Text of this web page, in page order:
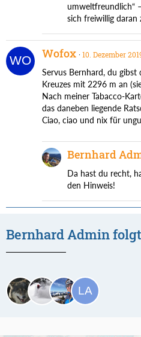
umweltfreundlich“
sich freiwillig daran
Wofox 10. Dezember
Servus Bernhard, du gibst
Kreuzes mit 2296 m an
Nach meiner Tabacco-
das daneben liegende
Ciao, ciao und nix für
Bernhard
Da hast du recht,
den Hinweis!
Bernhard Admin folgt